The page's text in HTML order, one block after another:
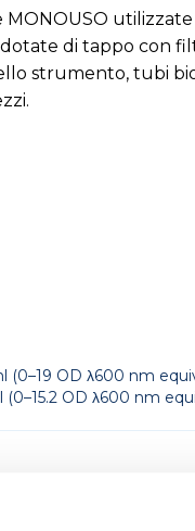
MONOUSO
dotate di tappo con
strumento, tubi
(0–19 OD λ600 nm
OD λ600 nm